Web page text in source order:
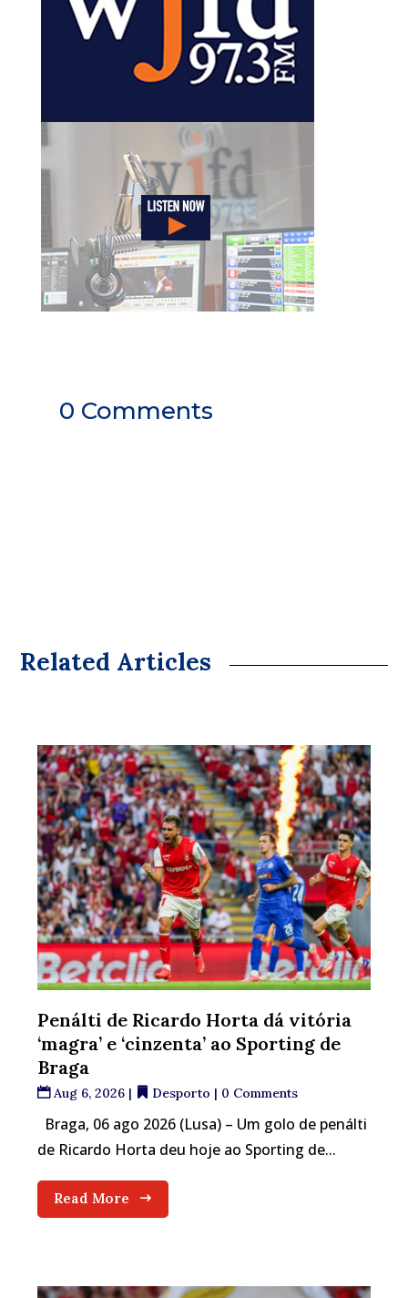
0 Comments
Related Articles
Penálti de Ricardo Horta dá vitória
‘magra’ e ‘cinzenta’ ao Sporting de
Braga
Aug 6, 2026 | Desporto | 0 Comments
Braga, 06 ago 2026 (Lusa) – Um golo de penálti
de Ricardo Horta deu hoje ao Sporting de...
Read More